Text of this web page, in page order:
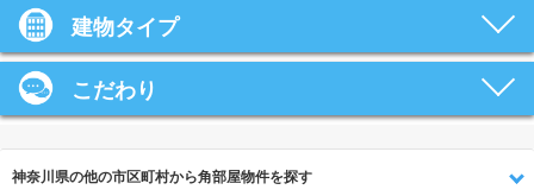
建物タイプ
こだわり
神奈川県の他の市区町村から角部屋物件を探す